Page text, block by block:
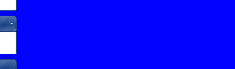
-